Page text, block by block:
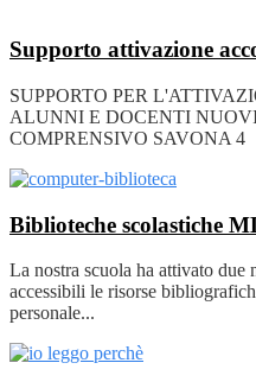
Supporto attivazione
SUPPORTO PER
ALUNNI E DOCENTI
COMPRENSIVO SAVONA 4
Biblioteche scolastiche
La nostra scuola ha attivato
accessibili le risorse
personale...